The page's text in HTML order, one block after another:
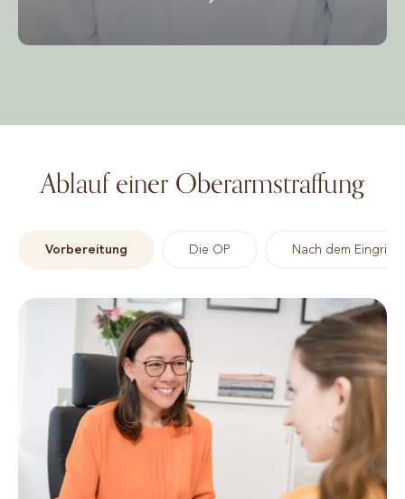
Ablauf einer Oberarmstraffung
Vorbereitung Die OP Nach dem Eingriff